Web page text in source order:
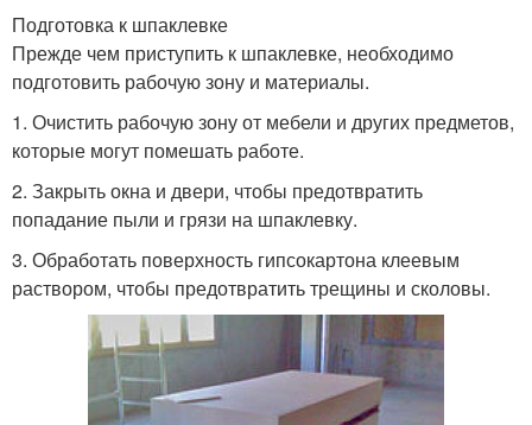
Подготовка к шпаклевке
Прежде чем приступить к шпаклевке, необходимо
подготовить рабочую зону и материалы.
1. Очистить рабочую зону от мебели и других предметов,
которые могут помешать работе.
2. Закрыть окна и двери, чтобы предотвратить
попадание пыли и грязи на шпаклевку.
3. Обработать поверхность гипсокартона клеевым
раствором, чтобы предотвратить трещины и сколовы.